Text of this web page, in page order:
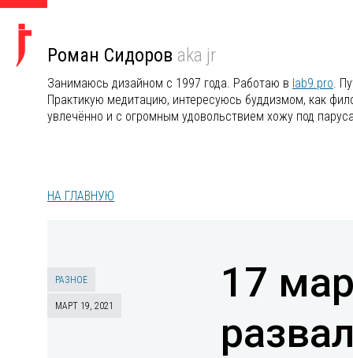
Роман Сидоров aka jr
Занимаюсь дизайном с 1997 года. Работаю в lab9.pro.
Практикую медитацию, интересуюсь буддизмом, как
увлечённо и с огромным удовольствием хожу под
НА ГЛАВНУЮ
РАЗНОЕ
МАРТ 19, 2021
17